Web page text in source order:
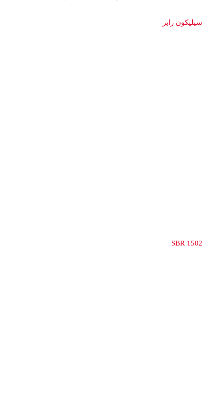
سیلیکون رابر
SBR 1502